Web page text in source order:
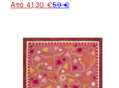
Από 41,30 €59 €